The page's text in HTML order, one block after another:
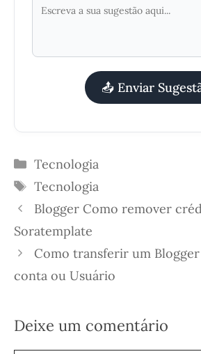
📤 Enviar
Categorias
Tecnologia
Etiquetas
Tecnologia
Blogger Como remover
Soratemplate
Como transferir um
conta ou Usuário
Deixe um comentário